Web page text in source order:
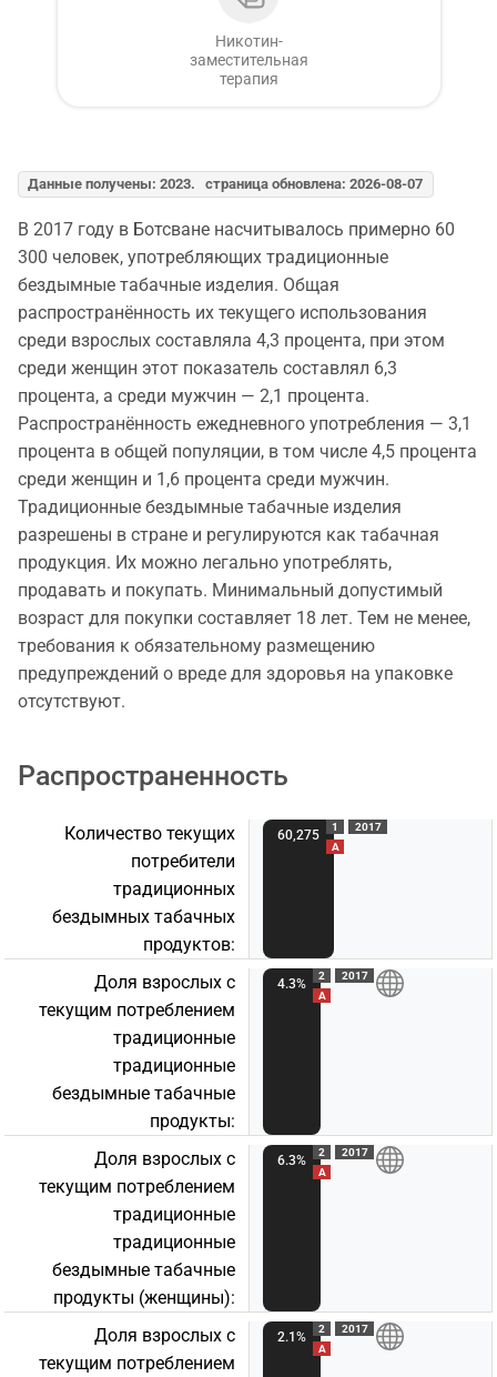
Никотин-
заместительная
терапия
Данные получены: 2023. страница обновлена: 2026-08-07
В 2017 году в Ботсване насчитывалось примерно 60
300 человек, употребляющих традиционные
бездымные табачные изделия. Общая
распространённость их текущего использования
среди взрослых составляла 4,3 процента, при этом
среди женщин этот показатель составлял 6,3
процента, а среди мужчин — 2,1 процента.
Распространённость ежедневного употребления — 3,1
процента в общей популяции, в том числе 4,5 процента
среди женщин и 1,6 процента среди мужчин.
Традиционные бездымные табачные изделия
разрешены в стране и регулируются как табачная
продукция. Их можно легально употреблять,
продавать и покупать. Минимальный допустимый
возраст для покупки составляет 18 лет. Тем не менее,
требования к обязательному размещению
предупреждений о вреде для здоровья на упаковке
отсутствуют.
Распространенность
Количество текущих
потребители
традиционных
бездымных табачных
продуктов:
60,275
1
A
2017
Доля взрослых с
текущим потреблением
традиционные
традиционные
бездымные табачные
продукты:
4.3%
2
A
2017
Доля взрослых с
текущим потреблением
традиционные
традиционные
бездымные табачные
продукты (женщины):
6.3%
2
A
2017
Доля взрослых с
текущим потреблением
2.1%
2
A
2017